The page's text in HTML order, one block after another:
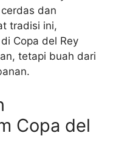
dan
tradisi ini,
Copa del Rey
tetapi buah dari
Copa del